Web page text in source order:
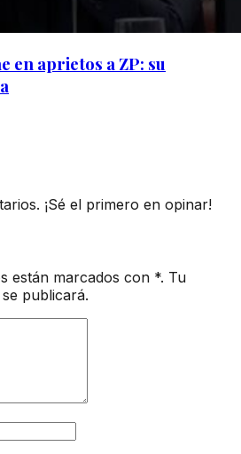
en aprietos a ZP: su
¡Sé el primero en opinar!
están marcados con *. Tu
publicará.